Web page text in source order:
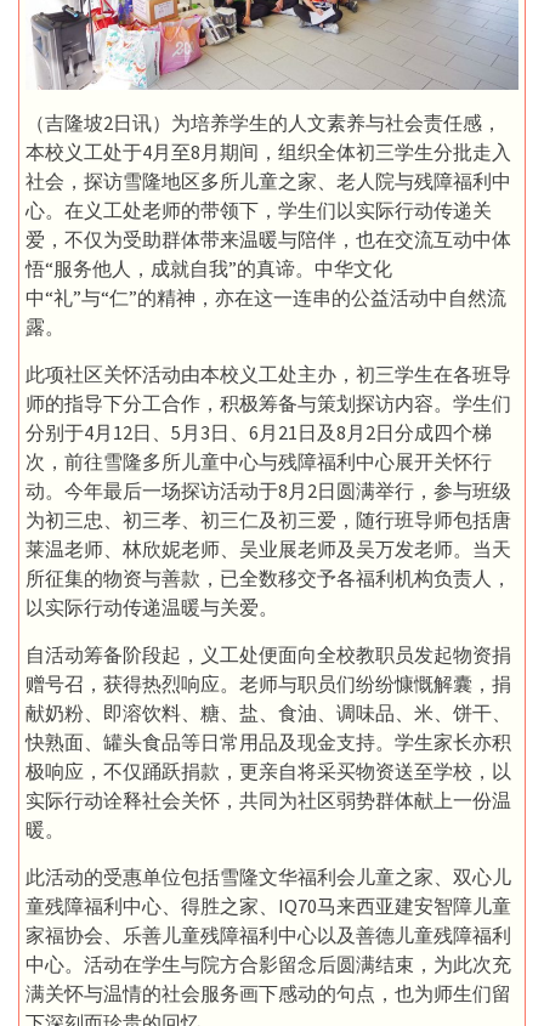
（吉隆坡2日讯）为培养学生的人文素养与社会责任感，
本校义工处于4月至8月期间，组织全体初三学生分批走入
社会，探访雪隆地区多所儿童之家、老人院与残障福利中
心。在义工处老师的带领下，学生们以实际行动传递关
爱，不仅为受助群体带来温暖与陪伴，也在交流互动中体
悟“服务他人，成就自我”的真谛。中华文化
中“礼”与“仁”的精神，亦在这一连串的公益活动中自然流
露。
此项社区关怀活动由本校义工处主办，初三学生在各班导
师的指导下分工合作，积极筹备与策划探访内容。学生们
分别于4月12日、5月3日、6月21日及8月2日分成四个梯
次，前往雪隆多所儿童中心与残障福利中心展开关怀行
动。今年最后一场探访活动于8月2日圆满举行，参与班级
为初三忠、初三孝、初三仁及初三爱，随行班导师包括唐
莱温老师、林欣妮老师、吴业展老师及吴万发老师。当天
所征集的物资与善款，已全数移交予各福利机构负责人，
以实际行动传递温暖与关爱。
自活动筹备阶段起，义工处便面向全校教职员发起物资捐
赠号召，获得热烈响应。老师与职员们纷纷慷慨解囊，捐
献奶粉、即溶饮料、糖、盐、食油、调味品、米、饼干、
快熟面、罐头食品等日常用品及现金支持。学生家长亦积
极响应，不仅踊跃捐款，更亲自将采买物资送至学校，以
实际行动诠释社会关怀，共同为社区弱势群体献上一份温
暖。
此活动的受惠单位包括雪隆文华福利会儿童之家、双心儿
童残障福利中心、得胜之家、IQ70马来西亚建安智障儿童
家福协会、乐善儿童残障福利中心以及善德儿童残障福利
中心。活动在学生与院方合影留念后圆满结束，为此次充
满关怀与温情的社会服务画下感动的句点，也为师生们留